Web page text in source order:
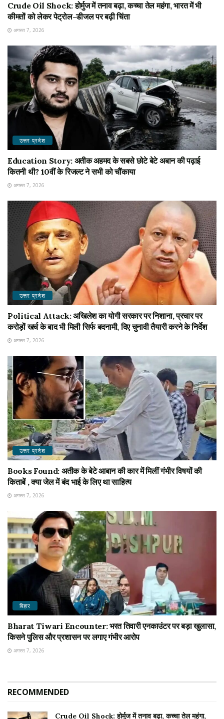
Crude Oil Shock: होर्मुज में तनाव बढ़ा, कच्चा तेल महंगा, भारत में भी
कीमतों को लेकर पेट्रोल-डीजल पर बढ़ी चिंता
अगस्त 7, 2026
उत्तर प्रदेश
Education Story: अतीक अहमद के सबसे छोटे बेटे अबान की पढ़ाई
कितनी थी? 10वीं के रिजल्ट ने सभी को चौंकाया
अगस्त 7, 2026
उत्तर प्रदेश
Political Attack: अखिलेश का योगी सरकार पर निशाना, प्रचार पर
करोड़ों खर्च के बाद भी मिली सिर्फ बदनामी, दिए चुनावी तैयारी करने के निर्देश
अगस्त 7, 2026
उत्तर प्रदेश
Books Found: अतीक के बेटे आबान की कार में मिलीं गंभीर विषयों की
किताबें , क्या जेल में बंद भाई के लिए था साहित्य
अगस्त 7, 2026
बिहार
Bharat Tiwari Encounter: भरत तिवारी एनकाउंटर पर बड़ा खुलासा,
किसने पुलिस और प्रशासन पर लगाए गंभीर आरोप
अगस्त 7, 2026
RECOMMENDED
Crude Oil Shock: होर्मुज में तनाव बढ़ा, कच्चा तेल महंगा,